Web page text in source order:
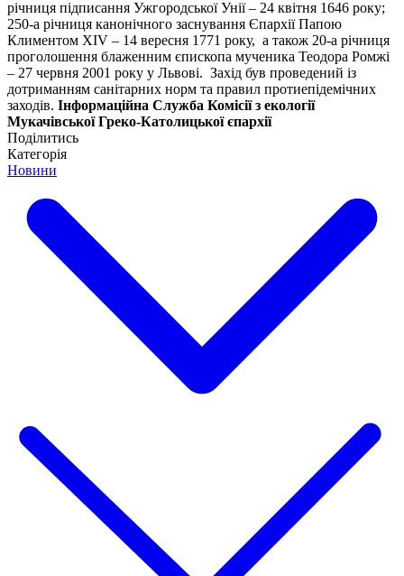
річниця підписання Ужгородської Унії – 24 квітня 1646 року;
250-а річниця канонічного заснування Єпархії Папою
Климентом XIV – 14 вересня 1771 року, а також 20-а річниця
проголошення блаженним єпископа мученика Теодора Ромжі
– 27 червня 2001 року у Львові. Захід був проведений із
дотриманням санітарних норм та правил протиепідемічних
заходів. Інформаційна Служба Комісії з екології
Мукачівської Греко-Католицької єпархії
Поділитись
Категорія
Новини